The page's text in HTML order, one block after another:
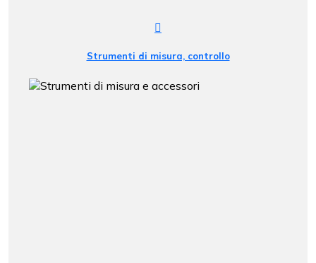
Strumenti di misura, controllo